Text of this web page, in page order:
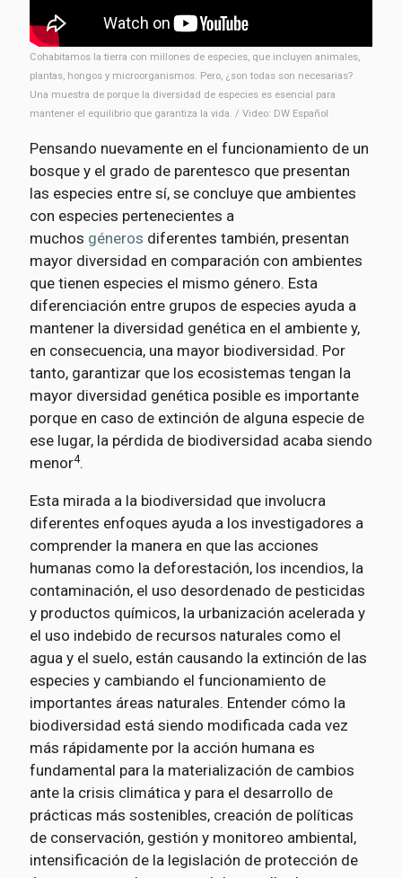
Cohabitamos la tierra con millones de especies, que incluyen animales,
plantas, hongos y microorganismos. Pero, ¿son todas son necesarias?
Una muestra de porque la diversidad de especies es esencial para
mantener el equilibrio que garantiza la vida. / Video: DW Español
Pensando nuevamente en el funcionamiento de un
bosque y el grado de parentesco que presentan
las especies entre sí, se concluye que ambientes
con especies pertenecientes a
muchos géneros diferentes también, presentan
mayor diversidad en comparación con ambientes
que tienen especies el mismo género. Esta
diferenciación entre grupos de especies ayuda a
mantener la diversidad genética en el ambiente y,
en consecuencia, una mayor biodiversidad. Por
tanto, garantizar que los ecosistemas tengan la
mayor diversidad genética posible es importante
porque en caso de extinción de alguna especie de
ese lugar, la pérdida de biodiversidad acaba siendo
menor4.
Esta mirada a la biodiversidad que involucra
diferentes enfoques ayuda a los investigadores a
comprender la manera en que las acciones
humanas como la deforestación, los incendios, la
contaminación, el uso desordenado de pesticidas
y productos químicos, la urbanización acelerada y
el uso indebido de recursos naturales como el
agua y el suelo, están causando la extinción de las
especies y cambiando el funcionamiento de
importantes áreas naturales. Entender cómo la
biodiversidad está siendo modificada cada vez
más rápidamente por la acción humana es
fundamental para la materialización de cambios
ante la crisis climática y para el desarrollo de
prácticas más sostenibles, creación de políticas
de conservación, gestión y monitoreo ambiental,
intensificación de la legislación de protección de